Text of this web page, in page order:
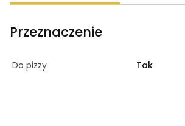
Przeznaczenie
Do pizzy Tak